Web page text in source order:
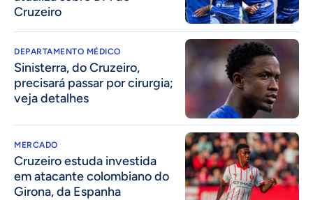
Cruzeiro
DEPARTAMENTO MÉDICO
Sinisterra, do Cruzeiro,
precisará passar por cirurgia;
veja detalhes
MERCADO
Cruzeiro estuda investida
em atacante colombiano do
Girona, da Espanha